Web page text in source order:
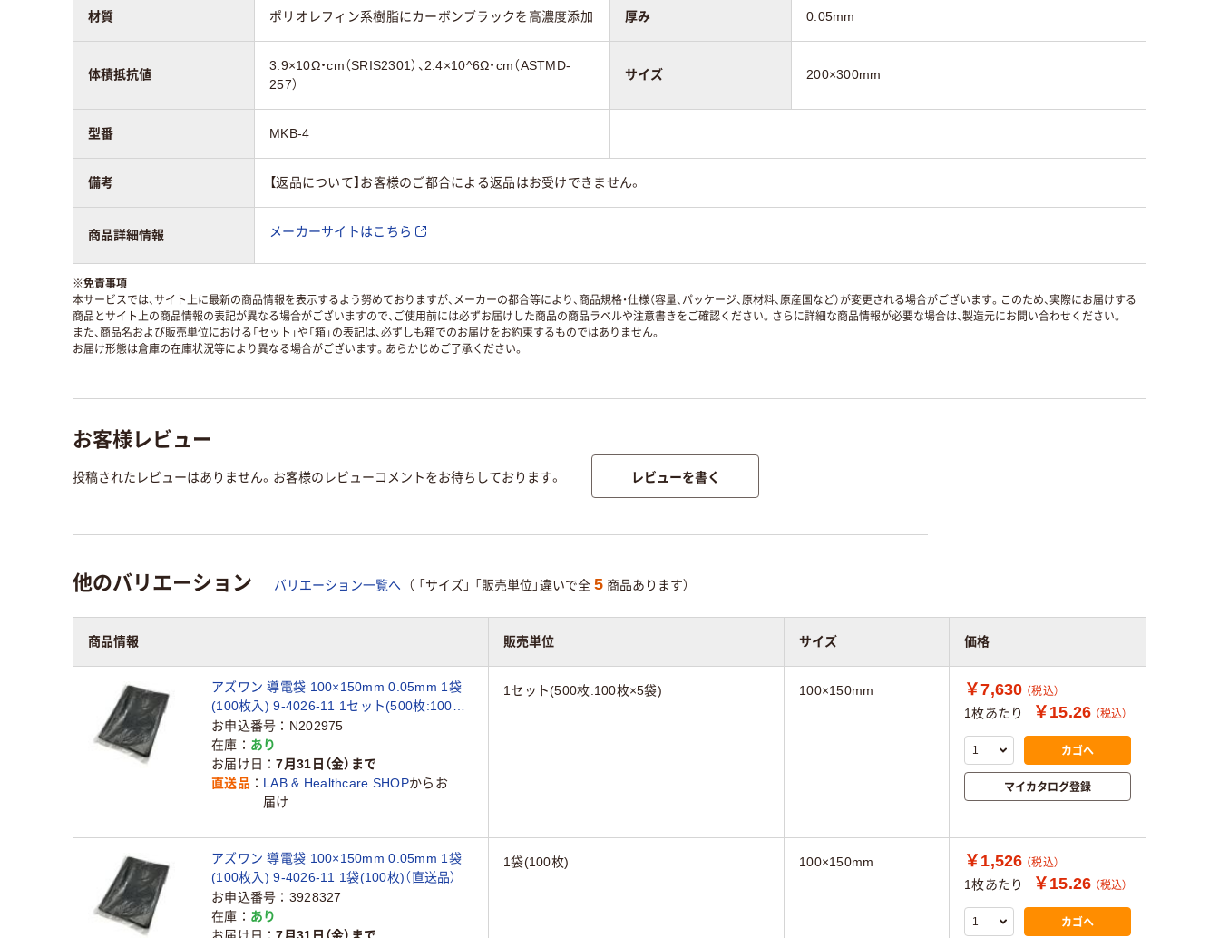
材質 ポリオレフィン系樹脂にカーボンブラックを高濃度添加 厚み 0.05mm
体積抵抗値
3.9×10Ω・cm（SRIS2301）、2.4×10^6Ω・cm（ASTMD-
257）
サイズ 200×300mm
型番 MKB-4
備考 【返品について】お客様のご都合による返品はお受けできません。
商品詳細情報 メーカーサイトはこちら
※免責事項
本サービスでは、サイト上に最新の商品情報を表示するよう努めておりますが、メーカーの都合等により、商品規格・仕様（容量、パッケージ、原材料、原産国など）が変更される場合がございます。このため、実際にお届けする
商品とサイト上の商品情報の表記が異なる場合がございますので、ご使用前には必ずお届けした商品の商品ラベルや注意書きをご確認ください。さらに詳細な商品情報が必要な場合は、製造元にお問い合わせください。
また、商品名および販売単位における「セット」や「箱」の表記は、必ずしも箱でのお届けをお約束するものではありません。
お届け形態は倉庫の在庫状況等により異なる場合がございます。あらかじめご了承ください。
お客様レビュー
投稿されたレビューはありません。お客様のレビューコメントをお待ちしております。 レビューを書く
他のバリエーション バリエーション一覧へ （ 「サイズ」 「販売単位」違いで全 5 商品あります）
商品情報 販売単位 サイズ 価格
アズワン 導電袋 100×150mm 0.05mm 1袋
(100枚入) 9-4026-11 1セット(500枚:100枚
×5袋)（直送品）
お申込番号
N202975
在庫
あり
お届け日
7月31日（金）まで
直送品
LAB & Healthcare SHOPからお
届け
1セット(500枚:100枚×5袋) 100×150mm ￥7,630 （税込）
1枚あたり ￥15.26 （税込）
カゴへ
マイカタログ登録
アズワン 導電袋 100×150mm 0.05mm 1袋
(100枚入) 9-4026-11 1袋(100枚)（直送品）
お申込番号
3928327
在庫
あり
お届け日
7月31日（金）まで
1袋(100枚) 100×150mm ￥1,526 （税込）
1枚あたり ￥15.26 （税込）
カゴへ